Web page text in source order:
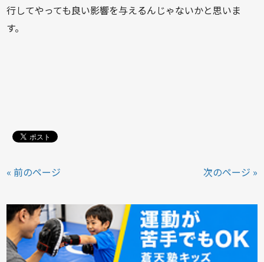
行してやっても良い影響を与えるんじゃないかと思いま
す。
« 前のページ 次のページ »